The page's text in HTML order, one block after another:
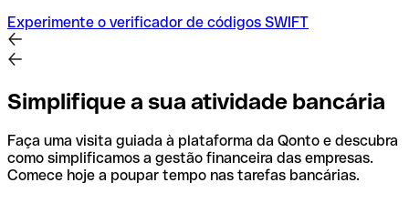
Experimente o verificador de códigos SWIFT
Simplifique a sua atividade bancária
Faça uma visita guiada à plataforma da Qonto e descubra
como simplificamos a gestão financeira das empresas.
Comece hoje a poupar tempo nas tarefas bancárias.